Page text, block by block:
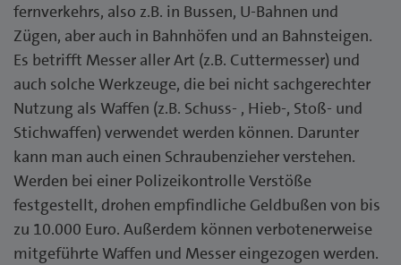
fernverkehrs, also z.B. in Bussen, U-Bahnen und
Zügen, aber auch in Bahnhöfen und an Bahnsteigen.
Es betrifft Messer aller Art (z.B. Cuttermesser) und
auch solche Werkzeuge, die bei nicht sachgerechter
Nutzung als Waffen (z.B. Schuss- , Hieb-, Stoß- und
Stichwaffen) verwendet werden können. Darunter
kann man auch einen Schraubenzieher verstehen.
Werden bei einer Polizeikontrolle Verstöße
festgestellt, drohen empfindliche Geldbußen von bis
zu 10.000 Euro. Außerdem können verbotenerweise
mitgeführte Waffen und Messer eingezogen werden.